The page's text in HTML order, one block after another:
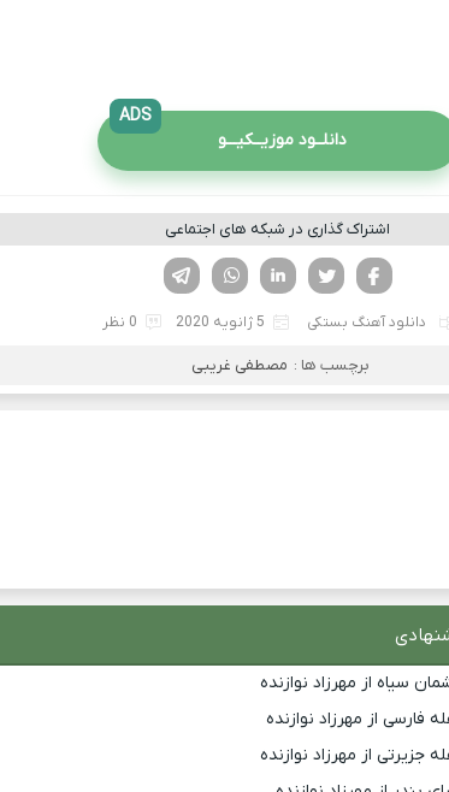
دانلــود موزیــکیـــو
ADS
اشتراک گذاری در شبکه های اجتماعی
لینکدین تویتر
فیسوک
دانلود آهنگ بستکی 5 ژانویه 2020 0 نظر
برچسب ها : مصطفی غریبی
سیاه از مهرزاد نوازنده
فارسی از مهرزاد نوازنده
جزیرتی از مهرزاد نوازنده